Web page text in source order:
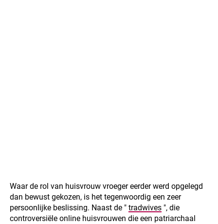
Waar de rol van huisvrouw vroeger eerder werd opgelegd
dan bewust gekozen, is het tegenwoordig een zeer
persoonlijke beslissing. Naast de " tradwives ", die
controversiële online huisvrouwen die een patriarchaal